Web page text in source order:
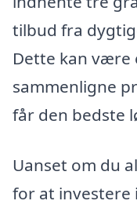
tilbud fra
Dette kan være
sammenligne
får den bedste
Uanset om du
for at investere